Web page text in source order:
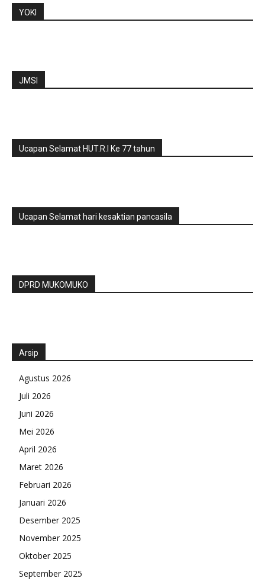
YOKI
JMSI
Ucapan Selamat HUT.R.I Ke 77 tahun
Ucapan Selamat hari kesaktian pancasila
DPRD MUKOMUKO
Arsip
Agustus 2026
Juli 2026
Juni 2026
Mei 2026
April 2026
Maret 2026
Februari 2026
Januari 2026
Desember 2025
November 2025
Oktober 2025
September 2025